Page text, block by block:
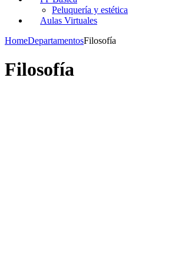
Peluquería y estética
Aulas Virtuales
HomeDepartamentosFilosofía
Filosofía